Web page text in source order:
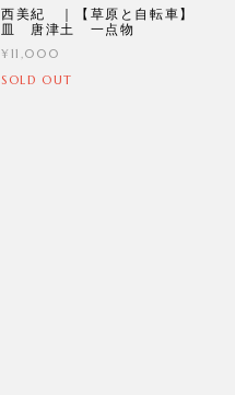
西美紀 ｜【草原と自転車】
皿 唐津土 一点物
¥11,000
SOLD OUT